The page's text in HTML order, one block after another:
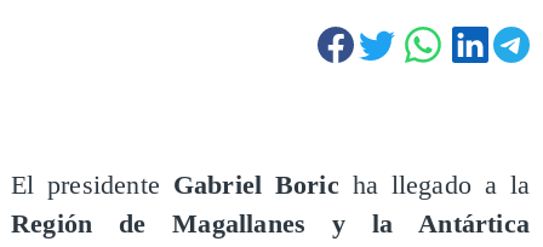
El presidente Gabriel Boricha llegado a la
Región de Magallanes y la Antártica